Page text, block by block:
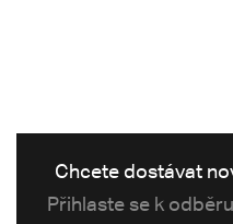
Chcete dostávat
Přihlaste se k